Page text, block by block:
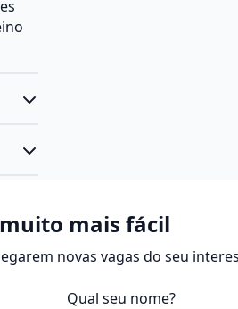
mais fácil
novas vagas do seu
Qual seu nome?